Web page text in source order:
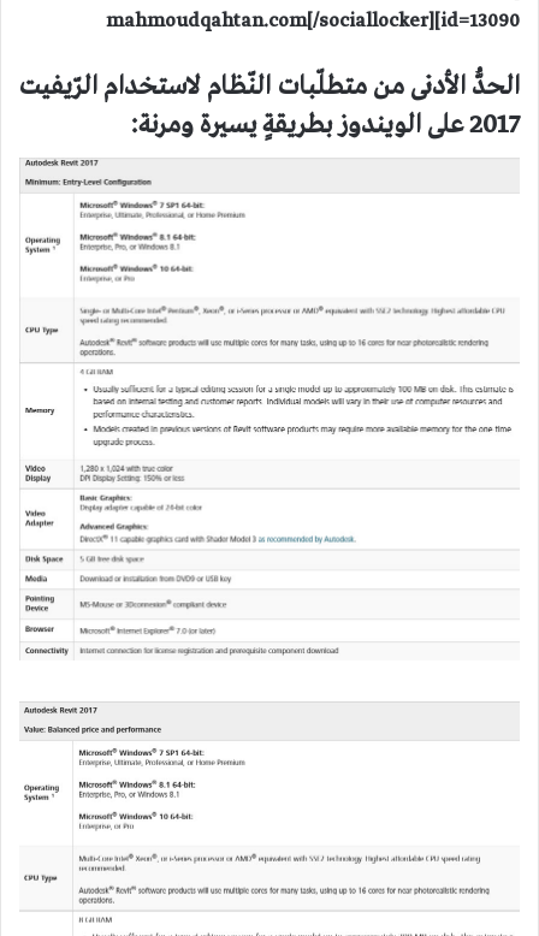
id=13090]mahmoudqahtan.com[/sociallocker]
الحدُّ الأدنى من متطلّبات النّظام لاستخدام الرّيفيت
2017 على الويندوز بطريقةٍ يسيرة ومرنة: